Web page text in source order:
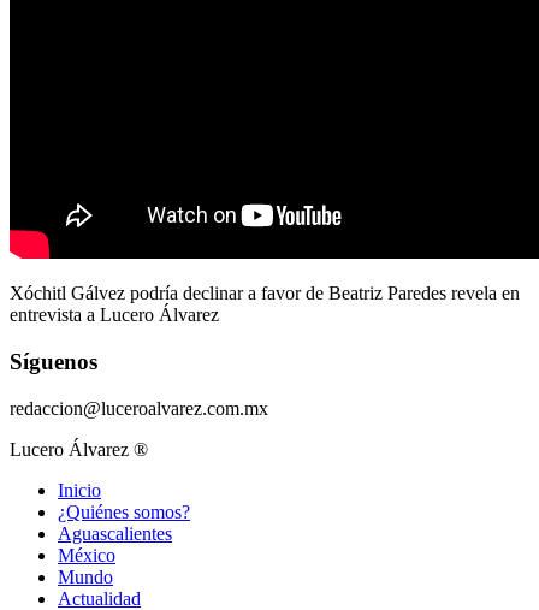
Xóchitl Gálvez podría declinar a favor de Beatriz Paredes revela en
entrevista a Lucero Álvarez
Síguenos
redaccion@luceroalvarez.com.mx
Lucero Álvarez ®
Inicio
¿Quiénes somos?
Aguascalientes
México
Mundo
Actualidad